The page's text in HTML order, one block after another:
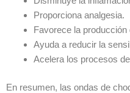
Proporciona analgesia.
Favorece la producción
Ayuda a reducir la
Acelera los procesos
En resumen, las ondas de